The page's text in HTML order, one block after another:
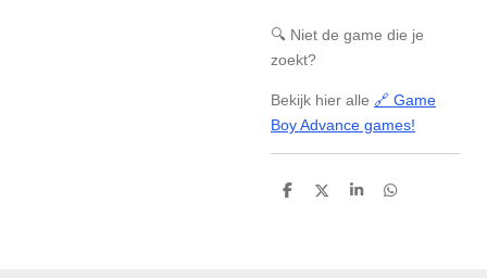
🔍 Niet de game die je
zoekt?
Bekijk hier alle 🔗 Game
Boy Advance games!
D
D
S
D